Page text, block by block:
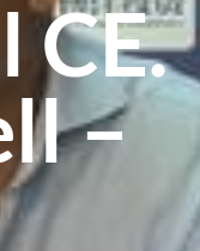
CE.
–